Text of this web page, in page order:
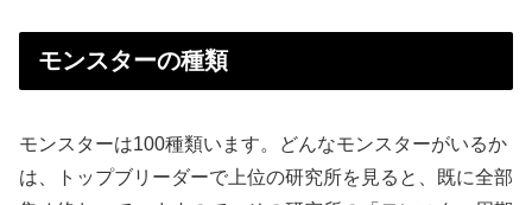
モンスターの種類
モンスターは100種類います。どんなモンスターがいるか
は、トップブリーダーで上位の研究所を見ると、既に全部